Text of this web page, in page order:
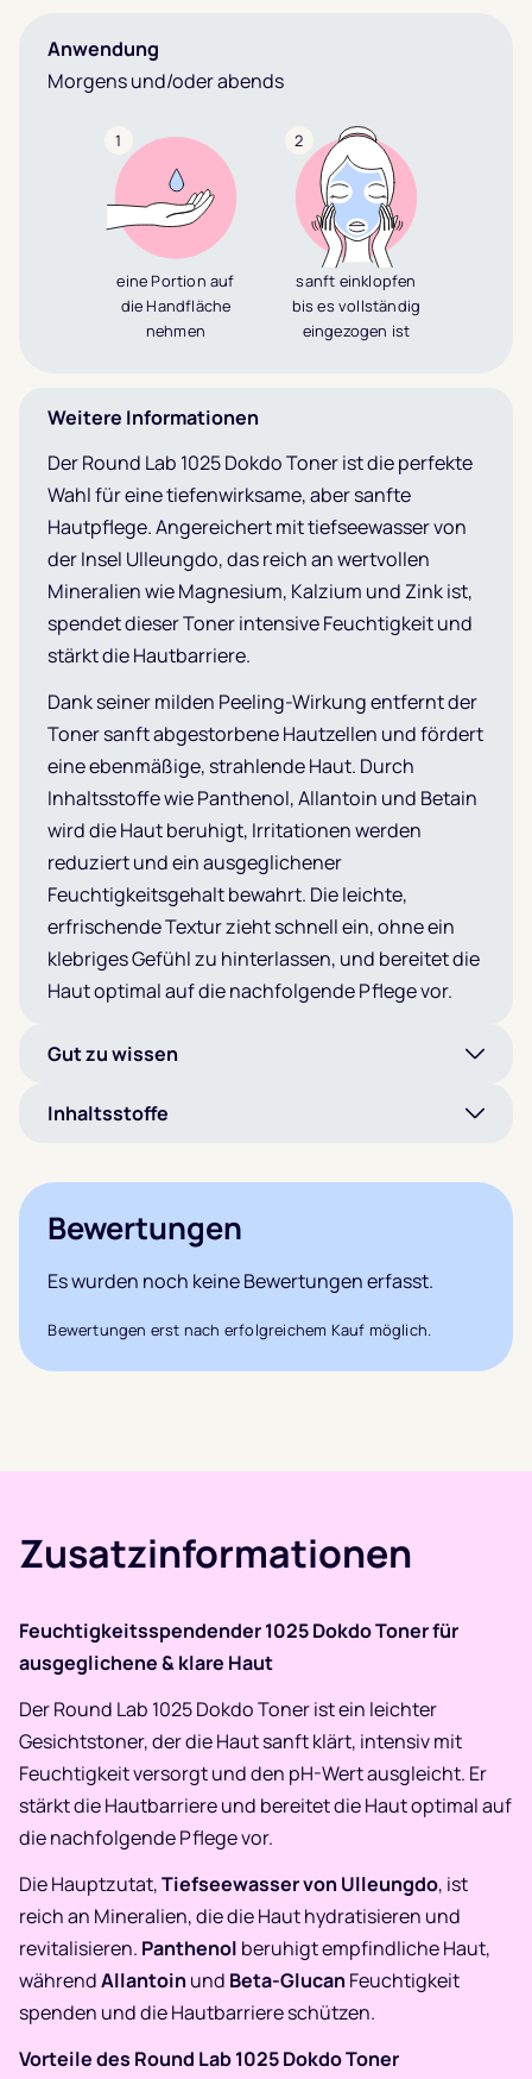
Anwendung
Morgens und/oder abends
1
eine Portion auf
die Handfläche
nehmen
2
sanft einklopfen
bis es vollständig
eingezogen ist
Weitere Informationen
Der Round Lab 1025 Dokdo Toner ist die perfekte
Wahl für eine tiefenwirksame, aber sanfte
Hautpflege. Angereichert mit tiefseewasser von
der Insel Ulleungdo, das reich an wertvollen
Mineralien wie Magnesium, Kalzium und Zink ist,
spendet dieser Toner intensive Feuchtigkeit und
stärkt die Hautbarriere.
Dank seiner milden Peeling-Wirkung entfernt der
Toner sanft abgestorbene Hautzellen und fördert
eine ebenmäßige, strahlende Haut. Durch
Inhaltsstoffe wie Panthenol, Allantoin und Betain
wird die Haut beruhigt, Irritationen werden
reduziert und ein ausgeglichener
Feuchtigkeitsgehalt bewahrt. Die leichte,
erfrischende Textur zieht schnell ein, ohne ein
klebriges Gefühl zu hinterlassen, und bereitet die
Haut optimal auf die nachfolgende Pflege vor.
Gut zu wissen
Inhaltsstoffe
Bewertungen
Es wurden noch keine Bewertungen erfasst.
Bewertungen erst nach erfolgreichem Kauf möglich.
Zusatzinformationen
Feuchtigkeitsspendender 1025 Dokdo Toner für
ausgeglichene & klare Haut
Der Round Lab 1025 Dokdo Toner ist ein leichter
Gesichtstoner, der die Haut sanft klärt, intensiv mit
Feuchtigkeit versorgt und den pH-Wert ausgleicht. Er
stärkt die Hautbarriere und bereitet die Haut optimal auf
die nachfolgende Pflege vor.
Die Hauptzutat,Tiefseewasser von Ulleungdo, ist
reich an Mineralien, die die Haut hydratisieren und
revitalisieren. Panthenol beruhigt empfindliche Haut,
währendAllantoin und Beta-Glucan Feuchtigkeit
spenden und die Hautbarriere schützen.
Vorteile des Round Lab 1025 Dokdo Toner